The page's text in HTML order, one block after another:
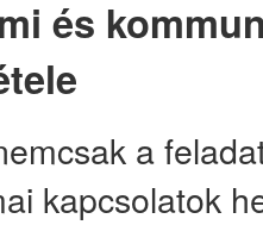
és
a
kapcsolatok